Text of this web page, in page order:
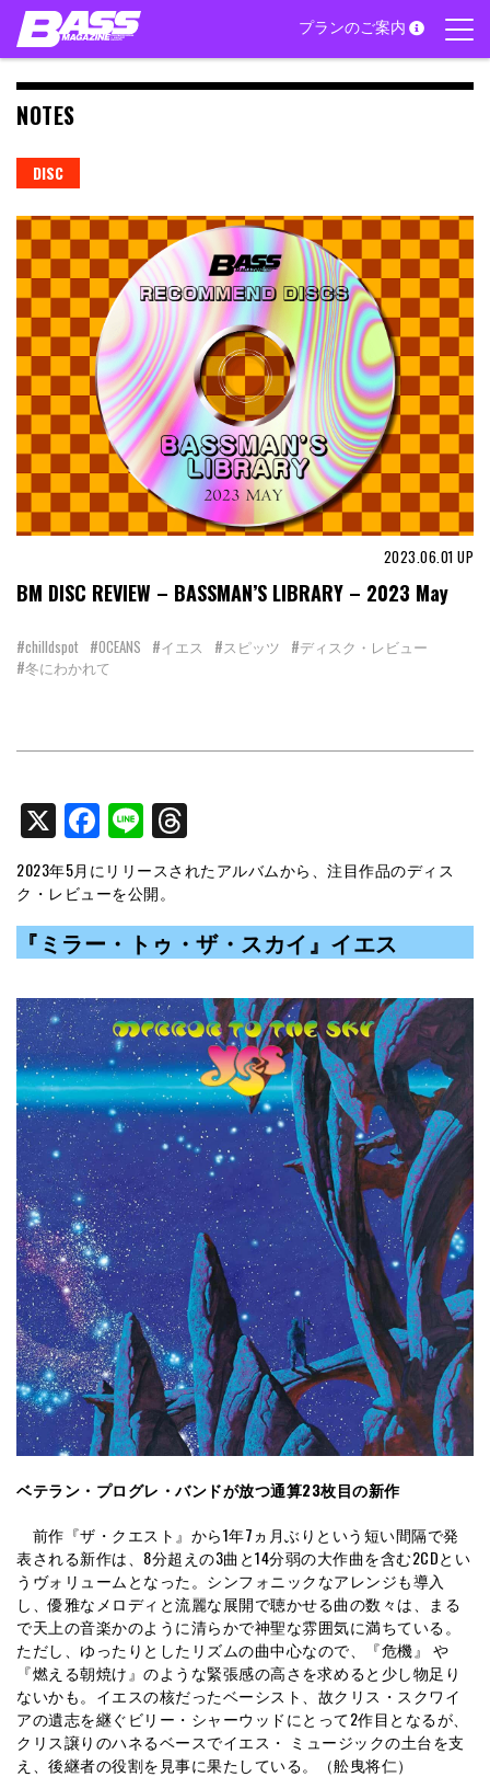
Skip
content
プランのご案内
NOTES
DISC
2023.06.01 UP
BM DISC REVIEW – BASSMAN’S LIBRARY – 2023 May
#chilldspot #OCEANS #イエス #スピッツ #ディスク・レビュー
#冬にわかれて
X Facebook
Line
2023年5月にリリースされたアルバムから、注目作品のディス
ク・レビューを公開。
『ミラー・トゥ・ザ・スカイ』イエス
ベテラン・プログレ・バンドが放つ通算23枚目の新作
前作『ザ・クエスト』から1年7ヵ月ぶりという短い間隔で発
表される新作は、8分超えの3曲と14分弱の大作曲を含む2CDとい
うヴォリュームとなった。シンフォニックなアレンジも導入
し、優雅なメロディと流麗な展開で聴かせる曲の数々は、まる
で天上の音楽かのように清らかで神聖な雰囲気に満ちている。
ただし、ゆったりとしたリズムの曲中心なので、『危機』 や
『燃える朝焼け』のような緊張感の高さを求めると少し物足り
ないかも。イエスの核だったベーシスト、故クリス・スクワイ
アの遺志を継ぐビリー・シャーウッドにとって2作目となるが、
クリス譲りのハネるベースでイエス・ ミュージックの土台を支
え、後継者の役割を見事に果たしている。（舩曳将仁）